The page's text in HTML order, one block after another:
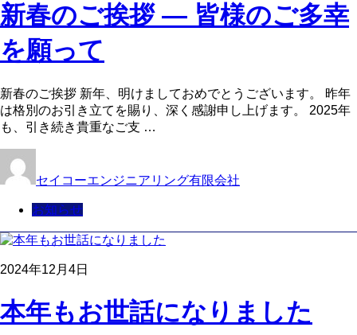
新春のご挨拶 ― 皆様のご多幸
を願って
新春のご挨拶 新年、明けましておめでとうございます。 昨年
は格別のお引き立てを賜り、深く感謝申し上げます。 2025年
も、引き続き貴重なご支 …
セイコーエンジニアリング有限会社
お知らせ
2024年12月4日
本年もお世話になりました